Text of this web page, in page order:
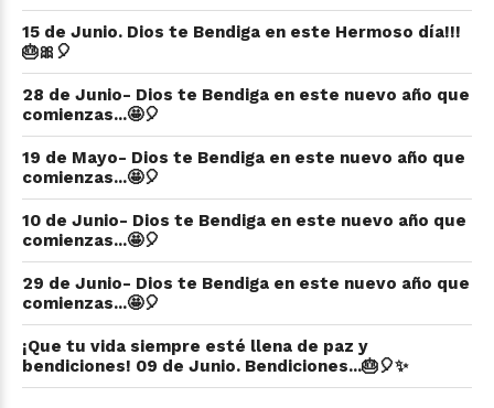
15 de Junio. Dios te Bendiga en este Hermoso día!!!
🎂🎀🎈
28 de Junio- Dios te Bendiga en este nuevo año que
comienzas...🤩🎈
19 de Mayo- Dios te Bendiga en este nuevo año que
comienzas...🤩🎈
10 de Junio- Dios te Bendiga en este nuevo año que
comienzas...🤩🎈
29 de Junio- Dios te Bendiga en este nuevo año que
comienzas...🤩🎈
¡Que tu vida siempre esté llena de paz y
bendiciones! 09 de Junio. Bendiciones...🎂🎈✨